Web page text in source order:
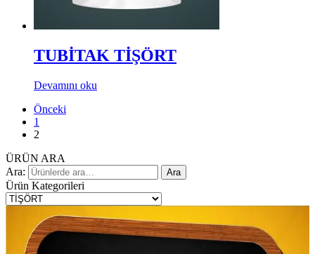
TUBİTAK TİŞÖRT
Devamını oku
Önceki
1
2
ÜRÜN ARA
Ara:
Ara
Ürün Kategorileri